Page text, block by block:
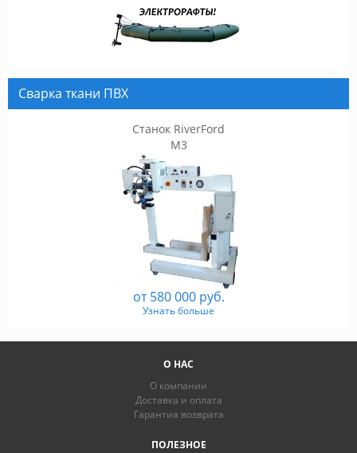
Сварка ткани ПВХ
Станок RiverFord
M3
от 580 000 руб.
Узнать больше
О НАС
О компании
Доставка и оплата
Гарантия возврата
ПОЛЕЗНОЕ